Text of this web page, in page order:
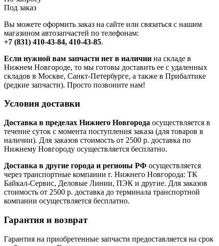
Под заказ
Вы можете оформить заказ на сайте или связаться с нашим
магазином автозапчастей по телефонам:
+7 (831) 410-43-84, 410-43-85.
Если нужной вам запчасти нет в наличии на складе в
Нижнем Новгороде, то мы готовы доставить ее с удаленных
складов в Москве, Санкт-Петербурге, а также в Прибалтике
(редкие запчасти). Просто позвоните нам!
Условия доставки
Доставка в пределах Нижнего Новгорода осуществляется в
течение суток с момента поступления заказа (для товаров в
наличии). Для заказов стоимость от 2500 р. доставка по
Нижнему Новгороду осуществляется бесплатно.
Доставка в другие города и регионы РФ осуществляется
через транспортные компании г. Нижнего Новгорода: ТК
Байкал-Сервис, Деловые Линии, ПЭК и другие. Для заказов
стоимость от 2500 р. доставка до терминала транспортной
компании осуществляется бесплатно.
Гарантия и возврат
Гарантия на приобретенные запчасти предоставляется на срок